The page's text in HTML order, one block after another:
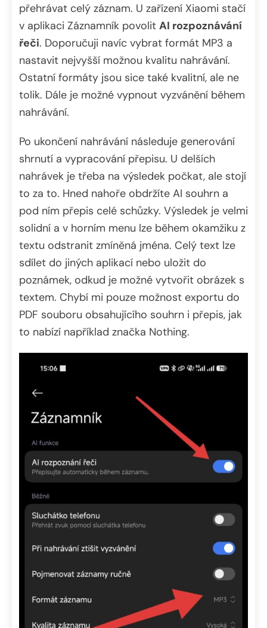
přehrávat celý záznam. U zařízení Xiaomi stačí
v aplikaci Záznamník povolit AI rozpoznávání
řeči. Doporučuji navíc vybrat formát MP3 a
nastavit nejvyšší možnou kvalitu nahrávání.
Ostatní formáty jsou sice také kvalitní, ale ne
tolik. Dále je možné vypnout vyzvánění během
nahrávání.
Po ukončení nahrávání následuje generování
shrnutí a vypracování přepisu. U delších
nahrávek je třeba na výsledek počkat, ale stojí
to za to. Hned nahoře obdržíte AI souhrn a
pod ním přepis celé schůzky. Výsledek je velmi
solidní a v horním menu lze během okamžiku z
textu odstranit zmíněná jména. Celý text lze
sdílet do jiných aplikací nebo uložit do
poznámek, odkud je možné vytvořit obrázek s
textem. Chybí mi pouze možnost exportu do
PDF souboru obsahujícího souhrn i přepis, jak
to nabízí například značka Nothing.